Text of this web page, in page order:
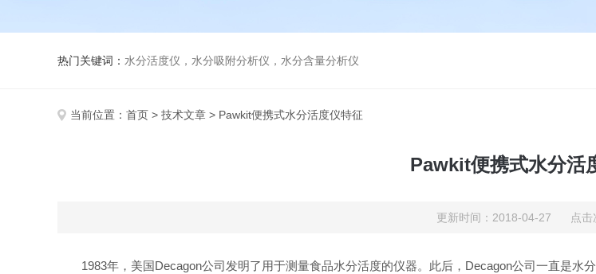
热门关键词： 水分活度仪，水分吸附分析仪，水分含量分析仪
当前位置： 首页 > 技术文章 > Pawkit便携式水分活度仪特征
Pawkit便携式水分活
更新时间：2018-04-27 点击
1983年，美国Decagon公司发明了用于测量食品水分活度的仪器。此后，Decagon公司一直是水